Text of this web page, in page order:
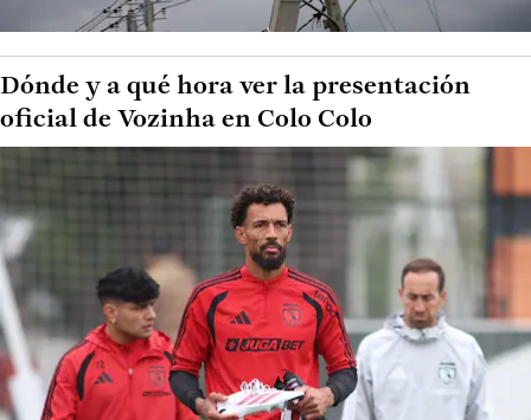
Dónde y a qué hora ver la presentación
oficial de Vozinha en Colo Colo